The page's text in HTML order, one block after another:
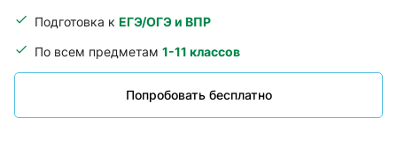
Подготовка к ЕГЭ/ОГЭ и ВПР
По всем предметам 1-11 классов
Попробовать бесплатно